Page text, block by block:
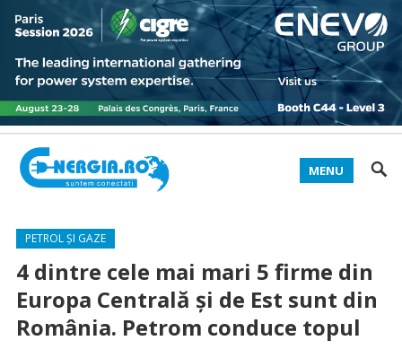
MENU
PETROL ȘI GAZE
4 dintre cele mai mari 5 firme din
Europa Centrală și de Est sunt din
România. Petrom conduce topul